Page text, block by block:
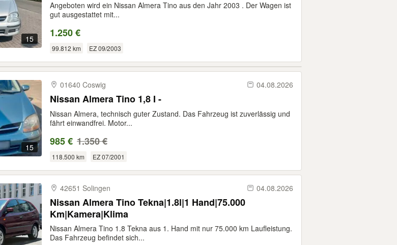
15
Angeboten wird ein Nissan Almera Tino aus den Jahr 2003 . Der Wagen ist
gut ausgestattet mit...
1.250 €
99.812 km EZ 09/2003
15
01640 Coswig 04.08.2026
Nissan Almera Tino 1,8 I -
Nissan Almera, technisch guter Zustand. Das Fahrzeug ist zuverlässig und
fährt einwandfrei. Motor...
985 € 1.350 €
118.500 km EZ 07/2001
42651 Solingen 04.08.2026
Nissan Almera Tino Tekna|1.8l|1 Hand|75.000
Km|Kamera|Klima
Nissan Almera Tino 1.8 Tekna aus 1. Hand mit nur 75.000 km Laufleistung.
Das Fahrzeug befindet sich...